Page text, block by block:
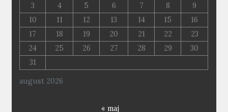
august 2026
3
4 5 6 7 8
9
10
11 12 13 14 15
16
17
18 19 20 21 22
23
24
25 26 27 28 29
30
31
« maj